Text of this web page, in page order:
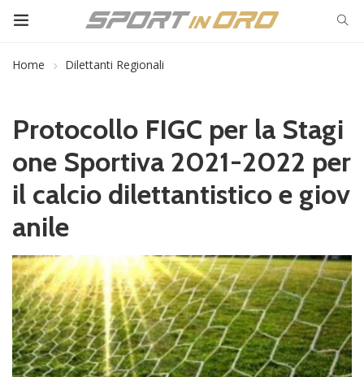
Home Dilettanti Regionali
Protocollo FIGC per la Stagi
one Sportiva 2021-2022 per
il calcio dilettantistico e giov
anile